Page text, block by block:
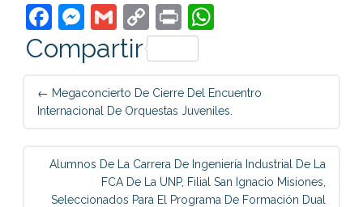
Facebook
Messenger
Gmail
Copy
Link
PrintWhatsApp
Compartir
Post
navigation
← Megaconcierto De Cierre Del Encuentro
Internacional De Orquestas Juveniles.
Alumnos De La Carrera De Ingeniería Industrial De La
FCA De La UNP, Filial San Ignacio Misiones,
Seleccionados Para El Programa De Formación Dual